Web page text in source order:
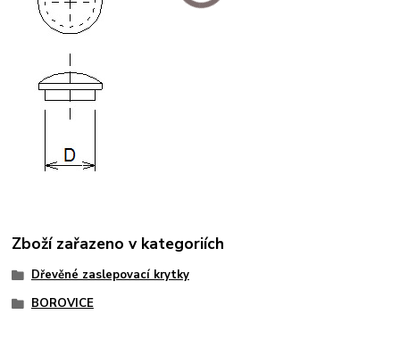
Zboží zařazeno v kategoriích
Dřevěné zaslepovací krytky
BOROVICE